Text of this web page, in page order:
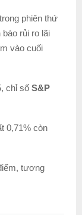
phiên thứ
rủi ro lãi
vào cuối
chỉ số S&P
0,71% còn
tương